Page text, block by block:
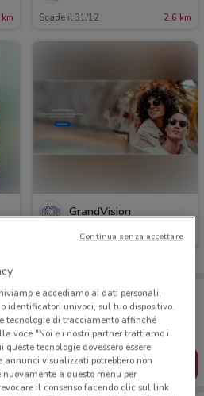
Scade il 31/12 2.6 km
GrandVision
Scade il 31/12 2.6 km
sempre con te!
offerte dei negozi vicino a te,
la tua lista del risparmio, comodamente
SCARICA L’APP
e accediamo ai dati personali,
identificatori univoci, sul tuo dispositivo.
tecnologie di tracciamento affinché
voce "Noi e i nostri partner trattiamo i
tecnologie dovessero essere
visualizzati potrebbero non
nuovamente a questo menu per
il consenso facendo clic sul link
Continua senza accettare